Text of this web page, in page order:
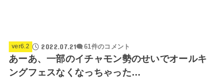
ver6.2 2022.07.21 61件のコメント
あーあ、一部のイチャモン勢のせいでオールキ
ングフェスなくなっちゃった…